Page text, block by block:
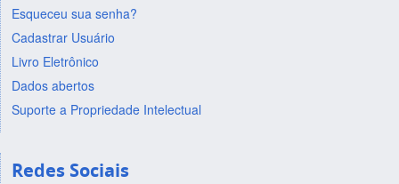
Esqueceu sua senha?
Cadastrar Usuário
Livro Eletrônico
Dados abertos
Suporte a Propriedade Intelectual
Redes Sociais